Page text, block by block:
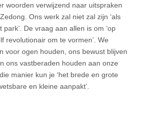
woorden verwijzend naar uitspraken
Ons werk zal niet zal zijn ‘als
De vraag aan allen is om ‘op
revolutionair om te vormen’. We
voor ogen houden, ons bewust blijven
ons vastberaden houden aan onze
manier kun je ‘het brede en grote
en kleine aanpakt’.